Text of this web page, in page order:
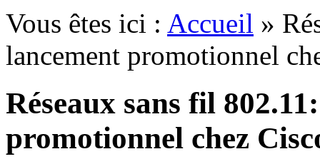
Vous êtes ici : Accueil »
lancement promotionnel
Réseaux sans fil
promotionnel chez